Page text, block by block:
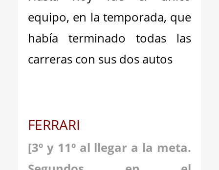
equipo, en la temporada, que
había terminado todas las
carreras con sus dos autos
FERRARI
[3º y 11º al llegar a la meta.